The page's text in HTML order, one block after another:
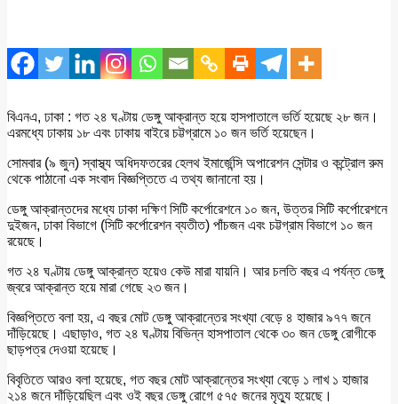
বিএনএ, ঢাকা : গত ২৪ ঘণ্টায় ডেঙ্গু আক্রান্ত হয়ে হাসপাতালে ভর্তি হয়েছে ২৮ জন।
এরমধ্যে ঢাকায় ১৮ এবং ঢাকায় বাইরে চট্টগ্রামে ১০ জন ভর্তি হয়েছেন।
সোমবার (৯ জুন) স্বাস্থ্য অধিদফতরের হেলথ ইমার্জেন্সি অপারেশন সেন্টার ও কন্ট্রোল রুম
থেকে পাঠানো এক সংবাদ বিজ্ঞপ্তিতে এ তথ্য জানানো হয়।
ডেঙ্গু আক্রান্তদের মধ্যে ঢাকা দক্ষিণ সিটি কর্পোরেশনে ১০ জন, উত্তর সিটি কর্পোরেশনে
দুইজন, ঢাকা বিভাগে (সিটি কর্পোরেশন ব্যতীত) পাঁচজন এবং চট্টগ্রাম বিভাগে ১০ জন
রয়েছে।
গত ২৪ ঘণ্টায় ডেঙ্গু আক্রান্ত হয়েও কেউ মারা যায়নি। আর চলতি বছর এ পর্যন্ত ডেঙ্গু
জ্বরে আক্রান্ত হয়ে মারা গেছে ২৩ জন।
বিজ্ঞপ্তিতে বলা হয়, এ বছর মোট ডেঙ্গু আক্রান্তের সংখ্যা বেড়ে ৪ হাজার ৯৭৭ জনে
দাঁড়িয়েছে। এছাড়াও, গত ২৪ ঘণ্টায় বিভিন্ন হাসপাতাল থেকে ৩০ জন ডেঙ্গু রোগীকে
ছাড়পত্র দেওয়া হয়েছে।
বিবৃতিতে আরও বলা হয়েছে, গত বছর মোট আক্রান্তের সংখ্যা বেড়ে ১ লাখ ১ হাজার
২১৪ জনে দাঁড়িয়েছিল এবং ওই বছর ডেঙ্গু রোগে ৫৭৫ জনের মৃত্যু হয়েছে।